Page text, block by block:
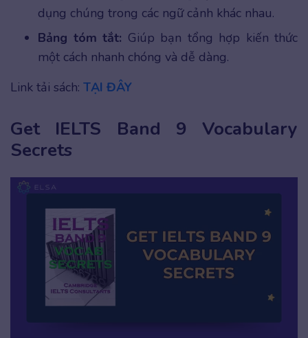
dụng chúng trong các ngữ cảnh khác nhau.
Bảng tóm tắt: Giúp bạn tổng hợp kiến thức
một cách nhanh chóng và dễ dàng.
Link tải sách: TẠI ĐÂY
Get IELTS Band 9 Vocabulary
Secrets